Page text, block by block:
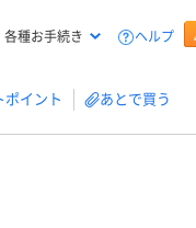
各種お手続き ヘルプ
ポイント あとで買う